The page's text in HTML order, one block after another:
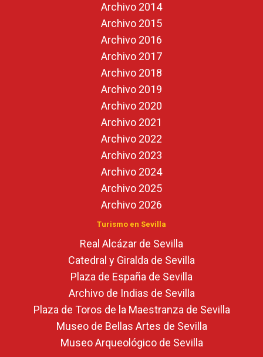
Archivo 2014
Archivo 2015
Archivo 2016
Archivo 2017
Archivo 2018
Archivo 2019
Archivo 2020
Archivo 2021
Archivo 2022
Archivo 2023
Archivo 2024
Archivo 2025
Archivo 2026
Turismo en Sevilla
Real Alcázar de Sevilla
Catedral y Giralda de Sevilla
Plaza de España de Sevilla
Archivo de Indias de Sevilla
Plaza de Toros de la Maestranza de Sevilla
Museo de Bellas Artes de Sevilla
Museo Arqueológico de Sevilla